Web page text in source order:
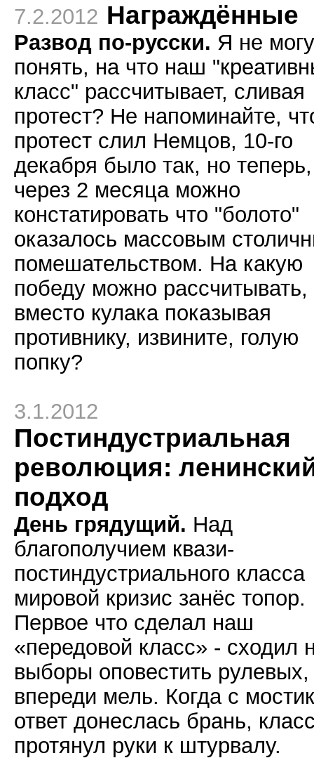
7.2.2012 Награждённые
Развод по-русски. Я не могу
понять, на что наш
класс" рассчитывает, сливая
протест? Не напоминайте,
протест слил Немцов, 10-го
декабря было так, но теперь,
через 2 месяца можно
констатировать что "болото"
оказалось массовым
помешательством. На какую
победу можно рассчитывать,
вместо кулака показывая
противнику, извините, голую
попку?
3.1.2012
Постиндустриальная
революция:
подход
День грядущий. Над
благополучием квази-
постиндустриального класса
мировой кризис занёс топор.
Первое что сделал наш
«передовой класс» - сходил
выборы оповестить рулевых,
впереди мель. Когда с
ответ донеслась брань,
протянул руки к штурвалу.